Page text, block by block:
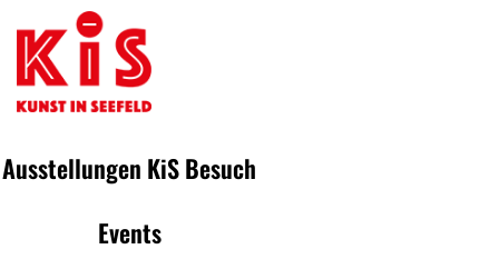
Ausstellungen KiSBesuch
Events